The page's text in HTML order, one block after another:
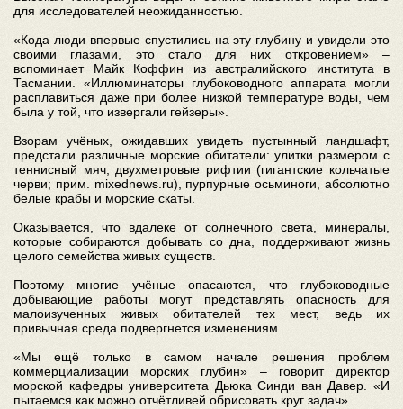
для исследователей неожиданностью.
«Кода люди впервые спустились на эту глубину и увидели это
своими глазами, это стало для них откровением» –
вспоминает Майк Коффин из австралийского института в
Тасмании. «Иллюминаторы глубоководного аппарата могли
расплавиться даже при более низкой температуре воды, чем
была у той, что извергали гейзеры».
Взорам учёных, ожидавших увидеть пустынный ландшафт,
предстали различные морские обитатели: улитки размером с
теннисный мяч, двухметровые рифтии (гигантские кольчатые
черви; прим. mixednews.ru), пурпурные осьминоги, абсолютно
белые крабы и морские скаты.
Оказывается, что вдалеке от солнечного света, минералы,
которые собираются добывать со дна, поддерживают жизнь
целого семейства живых существ.
Поэтому многие учёные опасаются, что глубоководные
добывающие работы могут представлять опасность для
малоизученных живых обитателей тех мест, ведь их
привычная среда подвергнется изменениям.
«Мы ещё только в самом начале решения проблем
коммерциализации морских глубин» – говорит директор
морской кафедры университета Дьюка Синди ван Давер. «И
пытаемся как можно отчётливей обрисовать круг задач».